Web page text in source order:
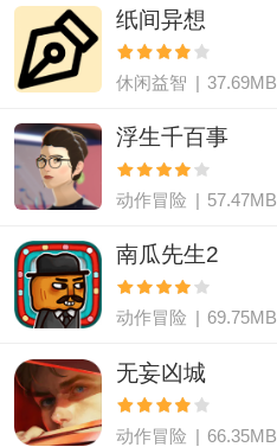
纸间异想
休闲益智 | 37.69MB
浮生千百事
动作冒险 | 57.47MB
南瓜先生2
动作冒险 | 69.75MB
无妄凶城
动作冒险 | 66.35MB